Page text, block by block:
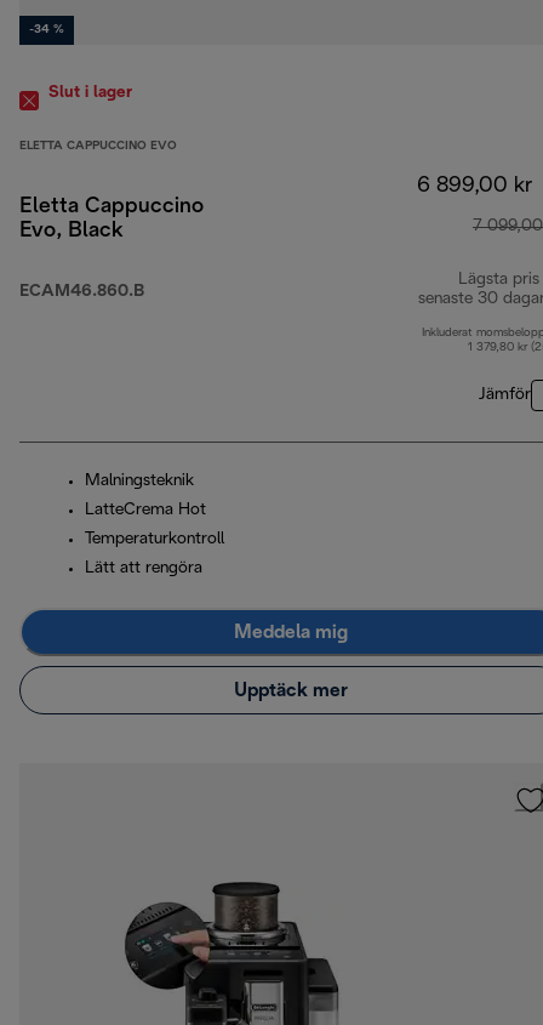
-34 %
Slut i lager
ELETTA CAPPUCCINO EVO
Eletta Cappuccino
Evo, Black
ECAM46.860.B
6 899,00 kr
7
Lägsta pris
senaste 30
Inkluderat
1 379,80 kr
Jämför
Malningsteknik
LatteCrema Hot
Temperaturkontroll
Lätt att rengöra
Meddela mig
Upptäck mer